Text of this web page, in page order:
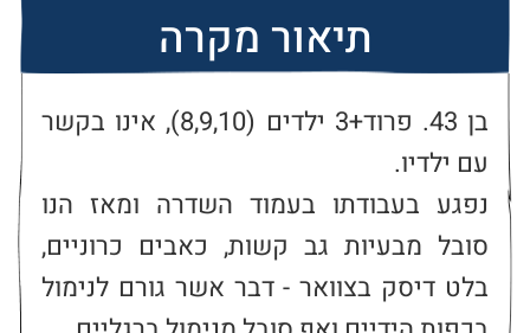
תיאור מקרה
בן 43. פרוד+3 ילדים (8,9,10), אינו בקשר
נפגע בעבודתו בעמוד השדרה ומאז הנו
סובל מבעיות גב קשות, כאבים כרוניים,
בלט דיסק בצוואר - דבר אשר גורם לנימול